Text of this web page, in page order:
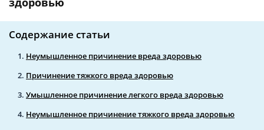
Содержание статьи
Неумышленное причинение вреда здоровью
Причинение тяжкого вреда здоровью
Умышленное причинение легкого вреда здоровью
Неумышленное причинение тяжкого вреда здоровью